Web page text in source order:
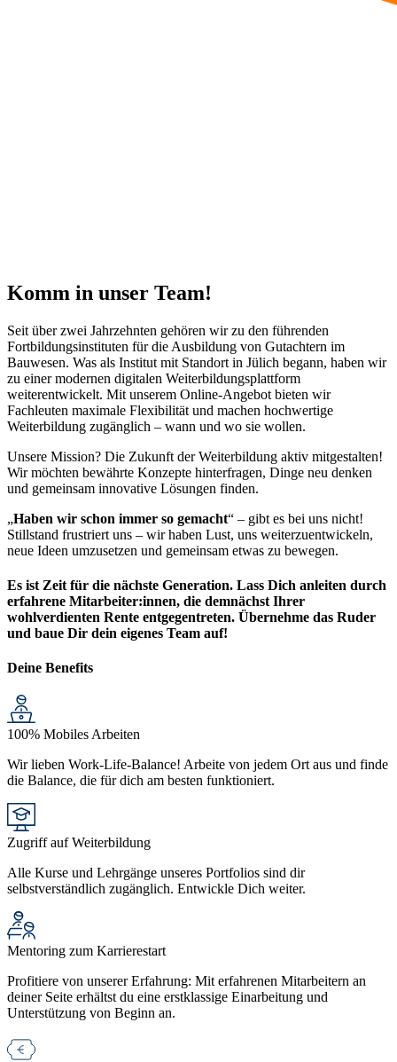
Komm in unser Team!
Seit über zwei Jahrzehnten gehören wir zu den führenden
Fortbildungsinstituten für die Ausbildung von Gutachtern im
Bauwesen. Was als Institut mit Standort in Jülich begann, haben wir
zu einer modernen digitalen Weiterbildungsplattform
weiterentwickelt. Mit unserem Online-Angebot bieten wir
Fachleuten maximale Flexibilität und machen hochwertige
Weiterbildung zugänglich – wann und wo sie wollen.
Unsere Mission? Die Zukunft der Weiterbildung aktiv mitgestalten!
Wir möchten bewährte Konzepte hinterfragen, Dinge neu denken
und gemeinsam innovative Lösungen finden.
„Haben wir schon immer so gemacht“ – gibt es bei uns nicht!
Stillstand frustriert uns – wir haben Lust, uns weiterzuentwickeln,
neue Ideen umzusetzen und gemeinsam etwas zu bewegen.
Es ist Zeit für die nächste Generation. Lass Dich anleiten durch
erfahrene Mitarbeiter:innen, die demnächst Ihrer
wohlverdienten Rente entgegentreten. Übernehme das Ruder
und baue Dir dein eigenes Team auf!
Deine Benefits
100% Mobiles Arbeiten
Wir lieben Work-Life-Balance! Arbeite von jedem Ort aus und finde
die Balance, die für dich am besten funktioniert.
Zugriff auf Weiterbildung
Alle Kurse und Lehrgänge unseres Portfolios sind dir
selbstverständlich zugänglich. Entwickle Dich weiter.
Mentoring zum Karrierestart
Profitiere von unserer Erfahrung: Mit erfahrenen Mitarbeitern an
deiner Seite erhältst du eine erstklassige Einarbeitung und
Unterstützung von Beginn an.